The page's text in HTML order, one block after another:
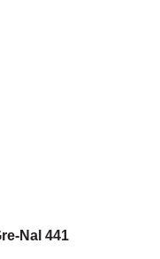
Nal 441